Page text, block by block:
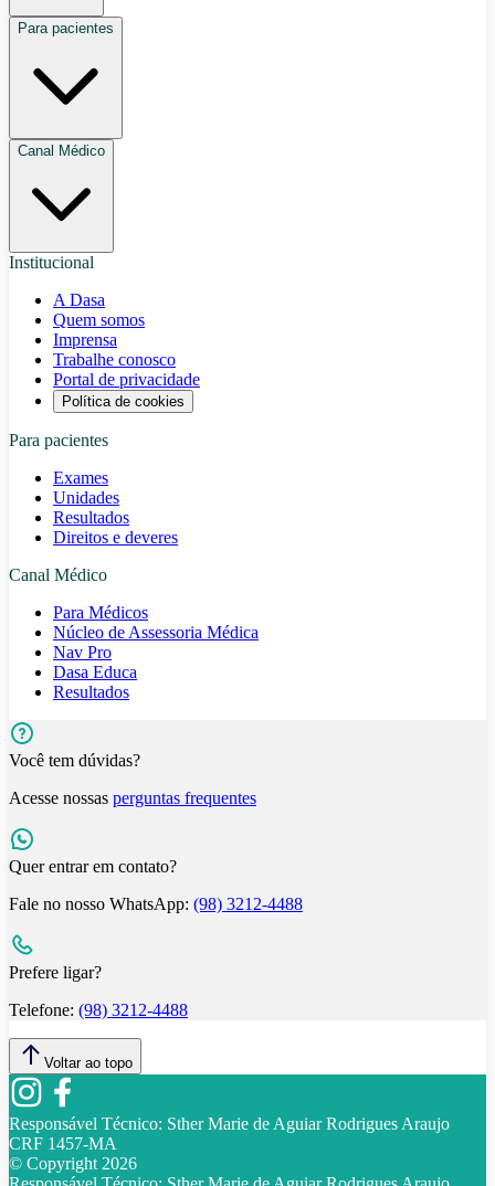
Para pacientes
Canal Médico
Institucional
A Dasa
Quem somos
Imprensa
Trabalhe conosco
Portal de privacidade
Política de cookies
Para pacientes
Exames
Unidades
Resultados
Direitos e deveres
Canal Médico
Para Médicos
Núcleo de Assessoria Médica
Nav Pro
Dasa Educa
Resultados
Você tem dúvidas?
Acesse nossas perguntas frequentes
Quer entrar em contato?
Fale no nosso WhatsApp: (98) 3212-4488
Prefere ligar?
Telefone: (98) 3212-4488
Voltar ao topo
Responsável Técnico: Sther Marie de Aguiar Rodrigues Araujo
CRF 1457-MA
© Copyright2026